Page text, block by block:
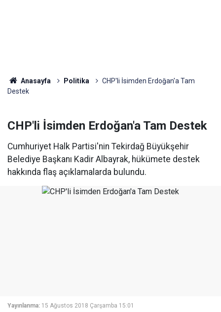
Anasayfa Politika
CHP'li İsimden Erdoğan'a Tam
Destek
CHP'li İsimden Erdoğan'a Tam Destek
Cumhuriyet Halk Partisi'nin Tekirdağ Büyükşehir
Belediye Başkanı Kadir Albayrak, hükümete destek
hakkında flaş açıklamalarda bulundu.
Yayınlanma: 15 Ağustos 2018 Çarşamba 15:01